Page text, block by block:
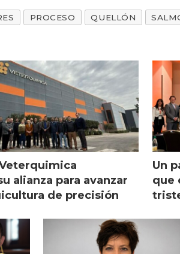
PROCESO QUELLÓN
alianza para avanzar
de precisión
Un
que